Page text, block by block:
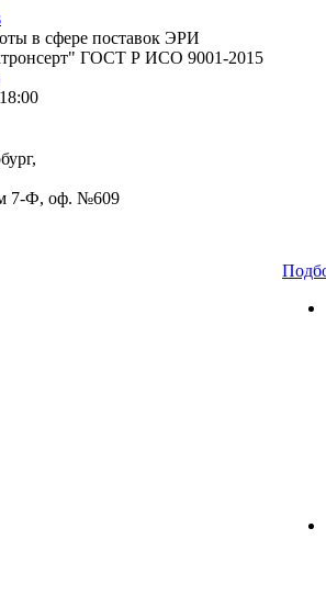
в сфере поставок ЭРИ
ГОСТ Р ИСО 9001-2015
7-Ф, оф. №609